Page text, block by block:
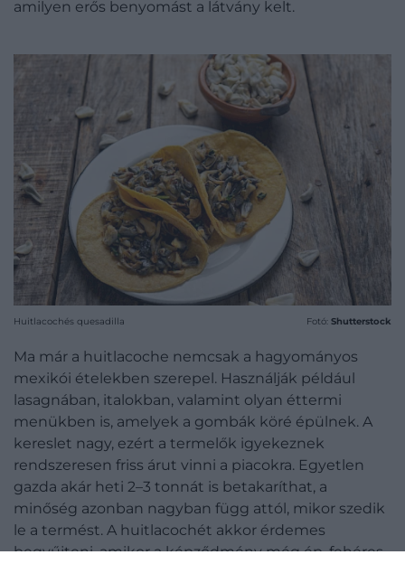
amilyen erős benyomást a látvány kelt.
Huitlacochés quesadilla Fotó: Shutterstock
Ma már a huitlacoche nemcsak a hagyományos
mexikói ételekben szerepel. Használják például
lasagnában, italokban, valamint olyan éttermi
menükben is, amelyek a gombák köré épülnek. A
kereslet nagy, ezért a termelők igyekeznek
rendszeresen friss árut vinni a piacokra. Egyetlen
gazda akár heti 2–3 tonnát is betakaríthat, a
minőség azonban nagyban függ attól, mikor szedik
le a termést. A huitlacochét akkor érdemes
begyűjteni, amikor a képződmény még ép, fehéres-